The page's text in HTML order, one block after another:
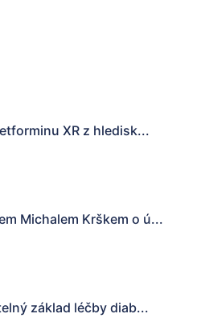
XR z hledisk...
Michalem Krškem o ú...
základ léčby diab...